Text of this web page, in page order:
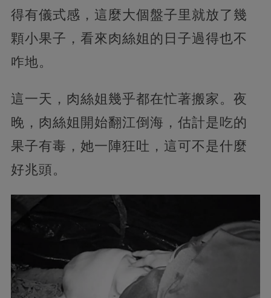
得有儀式感，這麼大個盤子里就放了幾
顆小果子，看來肉絲姐的日子過得也不
咋地。
這一天，肉絲姐幾乎都在忙著搬家。夜
晚，肉絲姐開始翻江倒海，估計是吃的
果子有毒，她一陣狂吐，這可不是什麼
好兆頭。